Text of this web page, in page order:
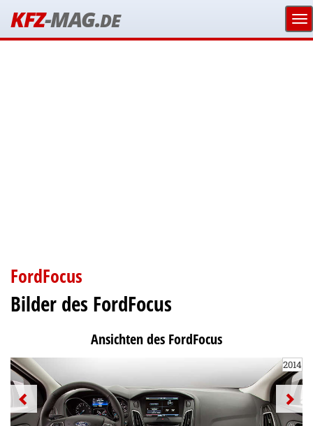
KFZ-MAG.DE
FordFocus
Bilder des FordFocus
Ansichten des FordFocus
2014